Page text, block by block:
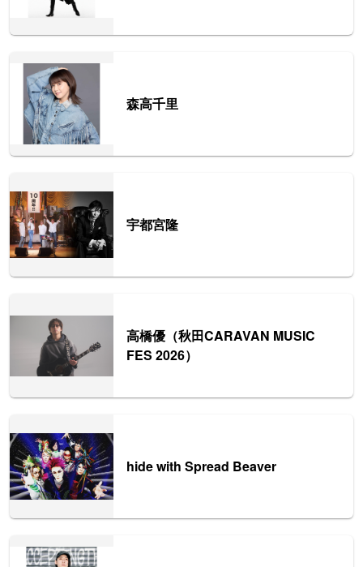
森高千里
宇都宮隆
高橋優（秋田CARAVAN MUSIC
FES 2026）
hide with Spread Beaver